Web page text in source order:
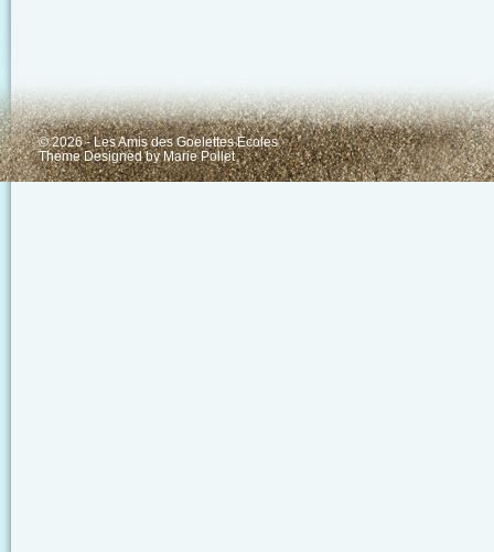
© 2026 - Les Amis des Goelettes Ecoles
Theme Designed byMarie Pollet